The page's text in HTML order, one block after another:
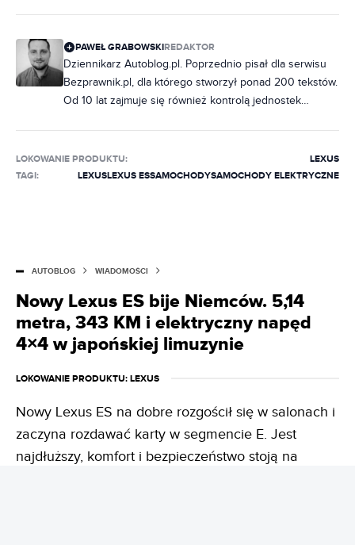
PAWEŁ GRABOWSKIREDAKTOR
Dziennikarz Autoblog.pl. Poprzednio pisał dla serwisu
Bezprawnik.pl, dla którego stworzył ponad 200 tekstów.
Od 10 lat zajmuje się również kontrolą jednostek
październiku 2020 r. Specjalizuje się w zdjęciach
szpiegowskich, wizualizacjach, modelach marki BMW
na dowolny temat. Jeździ ostatnim klasycznym BMW, ale
LOKOWANIE PRODUKTU:
LEXUS
TAGI:
LEXUSLEXUS ESSAMOCHODYSAMOCHODY ELEKTRYCZNE
AUTOBLOG WIADOMOŚCI
Nowy Lexus ES bije Niemców. 5,14
metra, 343 KM i elektryczny napęd
4×4 w japońskiej limuzynie
LOKOWANIE PRODUKTU: LEXUS
Nowy Lexus ES na dobre rozgościł się w salonach i
zaczyna rozdawać karty w segmencie E. Jest
najdłuższy, komfort i bezpieczeństwo stoją na